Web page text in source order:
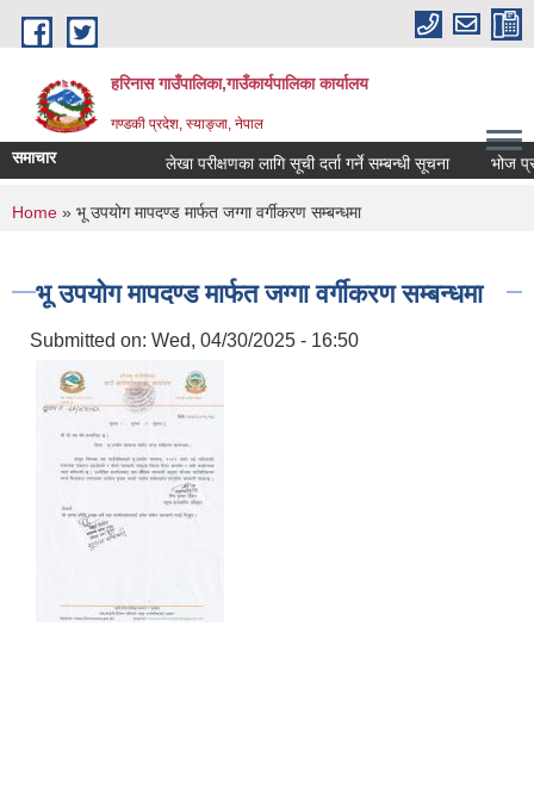
Skip to main content
हरिनास गाउँपालिका,गाउँकार्यपालिका कार्यालय
गण्डकी प्रदेश, स्याङ्जा, नेपाल
समाचार लेखा परीक्षणका लागि सूची दर्ता गर्ने सम्बन्धी सूचना भोज
You are here
Home » भू उपयोग मापदण्ड मार्फत जग्गा वर्गीकरण सम्बन्धमा
भू उपयोग मापदण्ड मार्फत जग्गा वर्गीकरण सम्बन्धमा
Submitted on: Wed, 04/30/2025 - 16:50